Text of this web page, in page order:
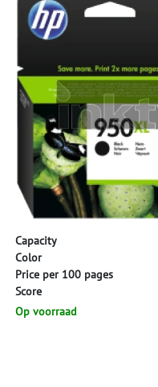
Capacity
Color
Price per 100 pages
Score
Op voorraad